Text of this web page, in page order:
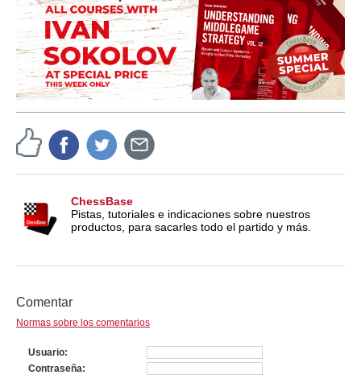
ChessBase
Pistas, tutoriales e indicaciones sobre nuestros
productos, para sacarles todo el partido y más.
Comentar
Normas sobre los comentarios
Usuario
Contraseña